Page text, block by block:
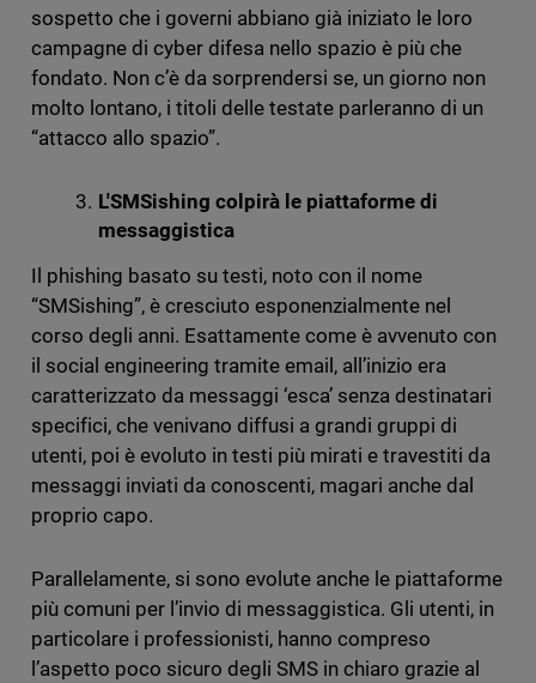
sospetto che i governi abbiano già iniziato le loro
campagne di cyber difesa nello spazio è più che
fondato. Non c’è da sorprendersi se, un giorno non
molto lontano, i titoli delle testate parleranno di un
“attacco allo spazio”.
L'SMSishing colpirà le piattaforme di
messaggistica
Il phishing basato su testi, noto con il nome
“SMSishing”, è cresciuto esponenzialmente nel
corso degli anni. Esattamente come è avvenuto con
il social engineering tramite email, all’inizio era
caratterizzato da messaggi ‘esca’ senza destinatari
specifici, che venivano diffusi a grandi gruppi di
utenti, poi è evoluto in testi più mirati e travestiti da
messaggi inviati da conoscenti, magari anche dal
proprio capo.
Parallelamente, si sono evolute anche le piattaforme
più comuni per l’invio di messaggistica. Gli utenti, in
particolare i professionisti, hanno compreso
l’aspetto poco sicuro degli SMS in chiaro grazie al